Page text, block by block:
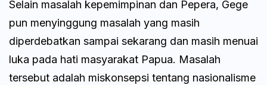
Selain masalah kepemimpinan dan Pepera, Gege
pun menyinggung masalah yang masih
diperdebatkan sampai sekarang dan masih menuai
luka pada hati masyarakat Papua. Masalah
tersebut adalah miskonsepsi tentang nasionalisme